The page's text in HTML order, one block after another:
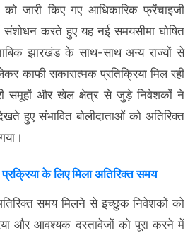
जारी किए गए आधिकारिक फ्रेंचाइजी
संशोधन करते हुए यह नई समयसीमा घोषित
झारखंड के साथ-साथ अन्य राज्यों से
काफी सकारात्मक प्रतिक्रिया मिल रही
समूहों और खेल क्षेत्र से जुड़े निवेशकों ने
हुए संभावित बोलीदाताओं को अतिरिक्त
के लिए मिला अतिरिक्त समय
समय मिलने से इच्छुक निवेशकों को
और आवश्यक दस्तावेजों को पूरा करने में